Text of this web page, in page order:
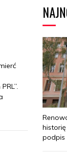
podpis